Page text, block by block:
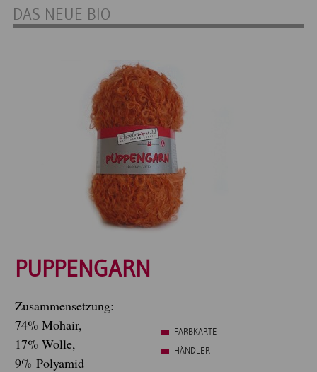
DAS NEUE BIO
PUPPENGARN
Zusammensetzung:
74% Mohair,
17% Wolle,
9% Polyamid
FARBKARTE
HÄNDLER